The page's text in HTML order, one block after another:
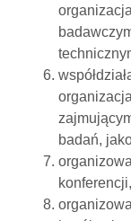
badań,